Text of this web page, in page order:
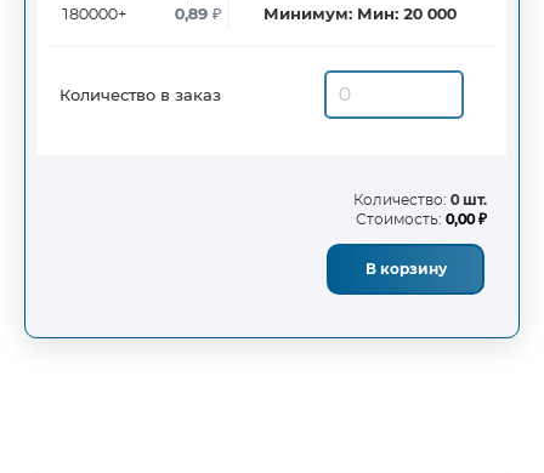
180000+
0,89₽
Минимум: Мин: 20 000
Количество в заказ
Количество: 0 шт.
Стоимость: 0,00 ₽
В корзину